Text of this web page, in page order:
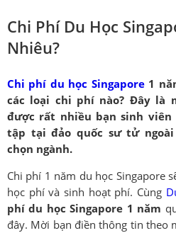
Chi Phí Du Học
Nhiêu?
Chi phí du học Singapore1
các loại chi phí nào? Đây là
được rất nhiều bạn sinh
tập tại đảo quốc sư tử
chọn ngành.
Chi phí 1 năm du học Singapore
học phí và sinh hoạt phí. Cùng
phí du học Singapore 1 năm
đây. Mời bạn điền thông tin theo